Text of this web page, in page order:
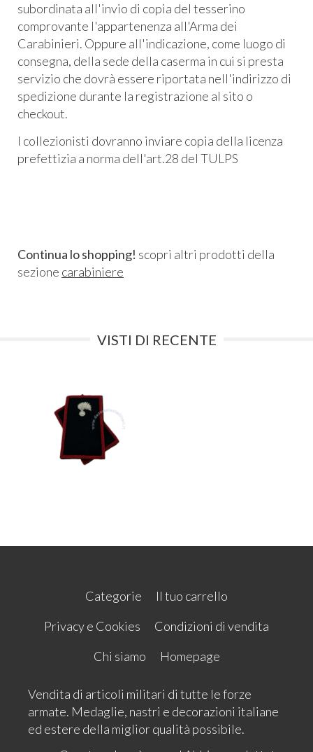
subordinata all'invio di copia del tesserino
comprovante l'appartenenza all'Arma dei
Carabinieri. Oppure all'indicazione, come luogo di
consegna, della sede della caserma in cui si presta
servizio che dovrà essere riportata nell'indirizzo di
spedizione durante la registrazione al sito o
checkout.
I collezionisti dovranno inviare copia della licenza
prefettizia a norma dell'art.28 del TULPS
Continua lo shopping! scopri altri prodotti della
sezione carabiniere
VISTI DI RECENTE
Categorie
Il tuo carrello
Privacy e Cookies
Condizioni di vendita
Chi siamo
Homepage
Vendita di articoli militari di tutte le forze
armate. Medaglie, nastri e decorazioni italiane
ed estere della miglior qualità possibile.